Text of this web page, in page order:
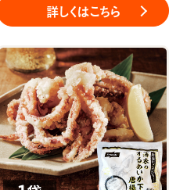
詳しくはこちら